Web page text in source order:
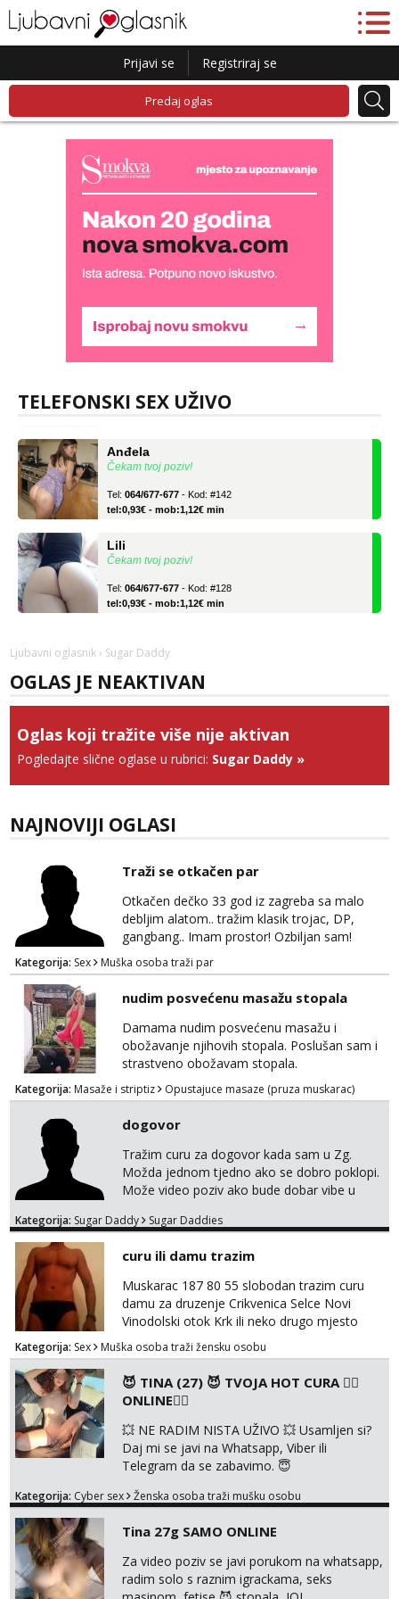
Prijavi se Registriraj se
Predaj oglas
TELEFONSKI SEX UŽIVO
Lili
Čekam tvoj poziv!
tel:0,93€ - mob:1,12€ min
Čekam tvoj poziv!
tel:0,93€ - mob:1,12€ min
Čekam tvoj poziv!
tel:0,93€ - mob:1,12€ min
tel:0,93€ - mob:1,12€ min
Ljubavni oglasnik › Sugar Daddy
OGLAS JE NEAKTIVAN
Oglas koji tražite više nije aktivan
Pogledajte slične oglase u rubrici: Sugar Daddy »
NAJNOVIJI OGLASI
Traži se otkačen par
Otkačen dečko 33 god iz zagreba sa malo
debljim alatom.. tražim klasik trojac, DP,
gangbang.. Imam prostor! Ozbiljan sam!
Kondomi i higijena od mene zajamceni :)
Može i normalna dama/cura koja voli
swingati! :) 0924510862
Kategorija: Sex Muška osoba traži par
nudim posvećenu masažu stopala
Damama nudim posvećenu masažu i
obožavanje njihovih stopala. Poslušan sam i
strastveno obožavam stopala.
Kategorija: Masaže i striptiz Opustajuce masaze (pruza muskarac)
dogovor
Tražim curu za dogovor kada sam u Zg.
Možda jednom tjedno ako se dobro poklopi.
Može video poziv ako bude dobar vibe u
ponude. Moje preference su duga kosa, do
Eventualne iznimke mogu biti zbog dobre
osobnosti i iskrene komunikacije. Tg:
@m49229
Kategorija: Sugar Daddy Sugar Daddies
curu ili damu trazim
Muskarac 187 80 55 slobodan trazim curu
damu za druzenje Crikvenica Selce Novi
Vinodolski otok Krk ili neko drugo mjesto
Kategorija: Sex Muška osoba traži žensku osobu
😈 TINA (27) 😈 TVOJA HOT CURA ❤️‍🔥
ONLINE❤️‍🔥
💥 NE RADIM NISTA UŽIVO 💥 Usamljen si?
Daj mi se javi na Whatsapp, Viber ili
Telegram da se zabavimo. 😇
videopoziv ili se možemo dopisivati uz slanje
videa, gacice i carapice 🤑 🤬 NE RADIM
UŽIVO🤬 🤬 NE RADIM UŽIVO🤬 🤬 NE
RADIM UŽIVO🤬 🤬 NE RADIM UŽIVO🤬 🤬
NE RADIM UŽIVO🤬...
Kategorija: Cyber sex Ženska osoba traži mušku osobu
Tina 27g SAMO ONLINE
Za video poziv se javi porukom na whatsapp,
radim solo s raznim igrackama, seks